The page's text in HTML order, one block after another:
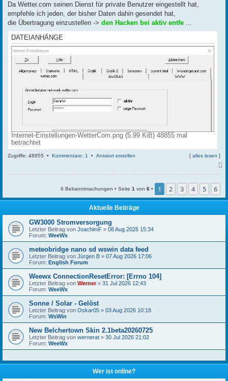
Da Wetter.com seinen Dienst für private Benutzer eingestellt hat,
empfehle ich jeden, der bisher Daten dahin gesendet hat,
die Übertragung einzustellen -> den Hacken bei aktiv entfe ...
DATEIANHÄNGE
Internet-Einstellungen-WetterCom.png (5.99 KiB) 48855 mal
betrachtet
Zugriffe: 48855 • Kommentare: 1 • Antwort erstellen [ alles lesen ]
b
n
6 Bekanntmachungen • Seite 1 von 6 • 1 2 3 4 5 6
Aktuelle Beiträge
GW3000 Stromversorgung
Letzter Beitrag von JoachimF » 08 Aug 2026 15:34
Forum: WeeWx
meteobridge nano sd wswin data feed
Letzter Beitrag von Jürgen B » 07 Aug 2026 17:06
Forum: English Forum
Weewx ConnectionResetError: [Errno 104]
Letzter Beitrag von Werner» 31 Jul 2026 12:43
Forum: WeeWx
Sonne / Solar - Gelöst
Letzter Beitrag von Oskar05 » 03 Aug 2026 10:18
Forum: WsWin
New Belchertown Skin 2.1beta20260725
Letzter Beitrag von wernerat » 30 Jul 2026 21:02
Forum: WeeWx
Wer ist online?